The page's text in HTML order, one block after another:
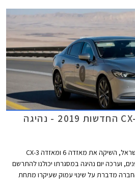
מאזדה 6 ומאזדה CX-3 החדשות 2019 - נהיגה
דלק מוטורס, יבואנית מאזדה לישראל, השיקה את מאזדה 6 ומאזדה CX-3
וערכה יום נהיגה במסגרתו יכולנו להתרשם
מדברת על שינוי עמוק שעיקרו מתחת